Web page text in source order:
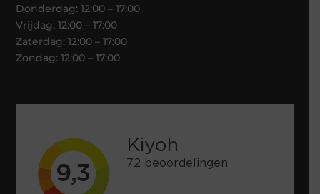
Donderdag: 12:00 – 17:00
Vrijdag: 12:00 – 17:00
Zaterdag: 12:00 – 17:00
Zondag: 12:00 – 17:00